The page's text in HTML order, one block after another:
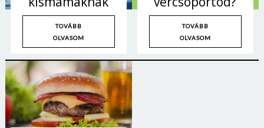
TOVÁBB
OLVASOM
TOVÁBB
OLVASOM